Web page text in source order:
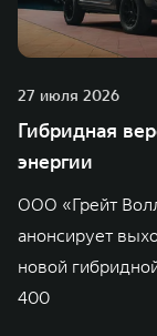
27 июля 2026
Гибридная
энергии
ООО «Грейт
анонсирует
новой
400